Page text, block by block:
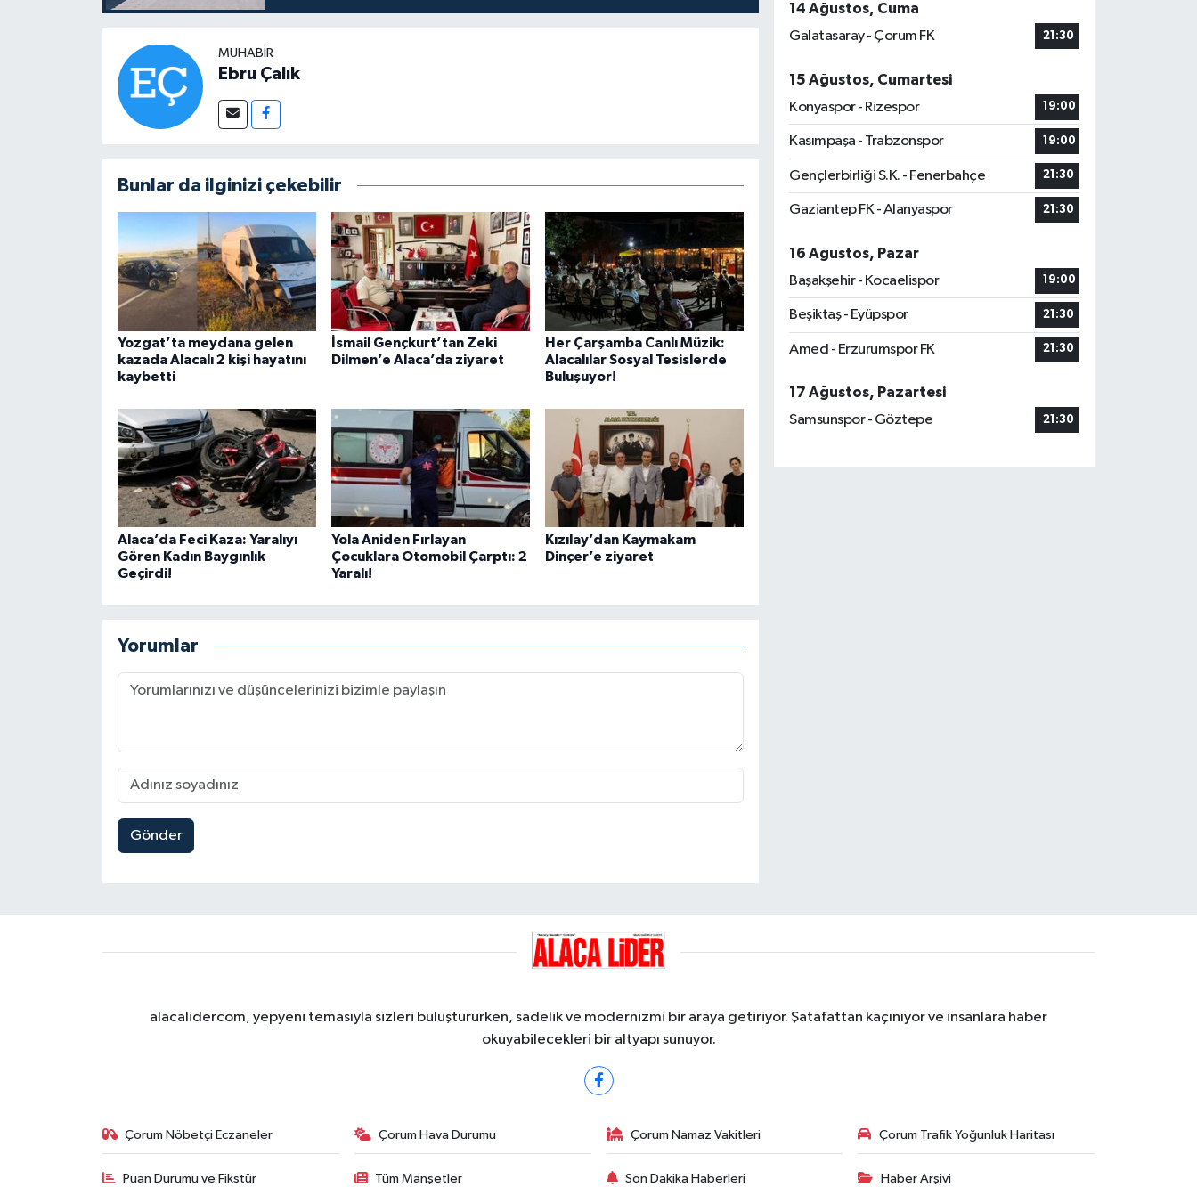
MUHABIR
Ebru Çalık
Bunlar da ilginizi çekebilir
Yozgat’ta meydana gelen
kazada Alacalı 2 kişi hayatını
kaybetti
İsmail Gençkurt’tan Zeki
Dilmen’e Alaca’da ziyaret
Her Çarşamba Canlı Müzik:
Alacalılar Sosyal Tesislerde
Buluşuyor!
Alaca’da Feci Kaza: Yaralıyı
Gören Kadın Baygınlık
Geçirdi!
Yola Aniden Fırlayan
Çocuklara Otomobil Çarptı: 2
Yaralı!
Kızılay’dan Kaymakam
Dinçer’e ziyaret
Yorumlar
Gönder
14 Ağustos, Cuma
Galatasaray - Çorum FK
21:30
15 Ağustos, Cumartesi
Konyaspor - Rizespor
19:00
Kasımpaşa - Trabzonspor 19:00
Gençlerbirliği S.K. - Fenerbahçe 21:30
Gaziantep FK - Alanyaspor 21:30
16 Ağustos, Pazar
Başakşehir - Kocaelispor
19:00
Beşiktaş - Eyüpspor 21:30
Amed - Erzurumspor FK 21:30
17 Ağustos, Pazartesi
Samsunspor - Göztepe
21:30
alacalidercom, yepyeni temasıyla sizleri buluştururken, sadelik ve modernizmi bir araya getiriyor. Şatafattan kaçınıyor ve insanlara haber
okuyabilecekleri bir altyapı sunuyor.
Çorum Nöbetçi Eczaneler Çorum Hava Durumu Çorum Namaz Vakitleri Çorum Trafik Yoğunluk Haritası
Puan Durumu ve Fikstür Tüm Manşetler Son Dakika Haberleri Haber Arşivi